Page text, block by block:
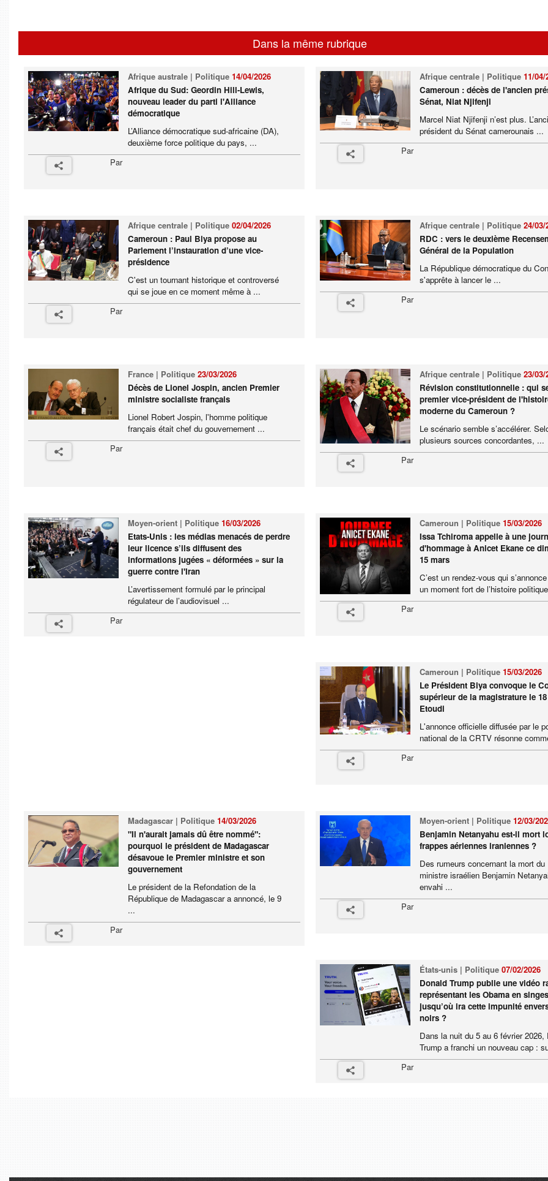
Dans la même rubrique
Afrique australe | Politique14/04/2026
Afrique du Sud: Geordin Hill-Lewis,
nouveau leader du parti l'Alliance
démocratique
L’Alliance démocratique sud-africaine (DA),
deuxième force politique du pays, ...
Par
Afrique centrale | Politique 11/04/
Cameroun : décès de l'ancien
Sénat, Niat Njifenji
Marcel Niat Njifenji n’est plus.
président du Sénat camerounais ...
Par
Afrique centrale | Politique02/04/2026
Cameroun : Paul Biya propose au
Parlement l’instauration d’une vice-
présidence
C'est un tournant historique et controversé
qui se joue en ce moment même à ...
Par
Afrique centrale | Politique 24/03/
RDC : vers le deuxième
Général de la Population
La République démocratique du
s'apprête à lancer le ...
Par
France | Politique23/03/2026
Décès de Lionel Jospin, ancien Premier
ministre socialiste français
Lionel Robert Jospin, l'homme politique
français était chef du gouvernement ...
Par
Afrique centrale | Politique 23/03/
Révision constitutionnelle : qui
premier vice-président de
moderne du Cameroun ?
Le scénario semble s’accélérer.
plusieurs sources concordantes, ...
Par
Moyen-orient | Politique16/03/2026
Etats-Unis : les médias menacés de perdre
leur licence s’ils diffusent des
informations jugées « déformées » sur la
guerre contre l'Iran
L’avertissement formulé par le principal
régulateur de l’audiovisuel ...
Par
Cameroun | Politique 15/03/2026
Issa Tchiroma appelle à une
d'hommage à Anicet Ekane ce
15 mars
C’est un rendez-vous qui
un moment fort de l’histoire
Par
Cameroun | Politique 15/03/2026
Le Président Biya convoque le
supérieur de la magistrature le
Etoudi
L'annonce officielle diffusée par le
national de la CRTV résonne
Par
Madagascar | Politique14/03/2026
"Il n'aurait jamais dû être nommé":
pourquoi le président de Madagascar
désavoue le Premier ministre et son
gouvernement
Le président de la Refondation de la
République de Madagascar a annoncé, le 9
...
Par
Moyen-orient | Politique 12/03/
Benjamin Netanyahu est-il mort
frappes aériennes iraniennes ?
Des rumeurs concernant la mort du
ministre israélien Benjamin
envahi ...
Par
États-unis | Politique 07/02/2026
Donald Trump publie une vidéo
représentant les Obama en
jusqu’où ira cette impunité
noirs ?
Dans la nuit du 5 au 6 février 2026,
Trump a franchi un nouveau cap :
Par